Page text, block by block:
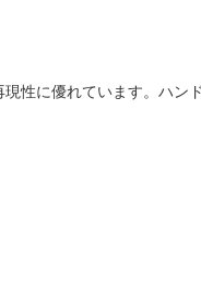
性に優れています。ハン